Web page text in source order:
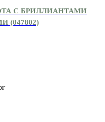
С БРИЛЛИАНТАМИ
(047802)